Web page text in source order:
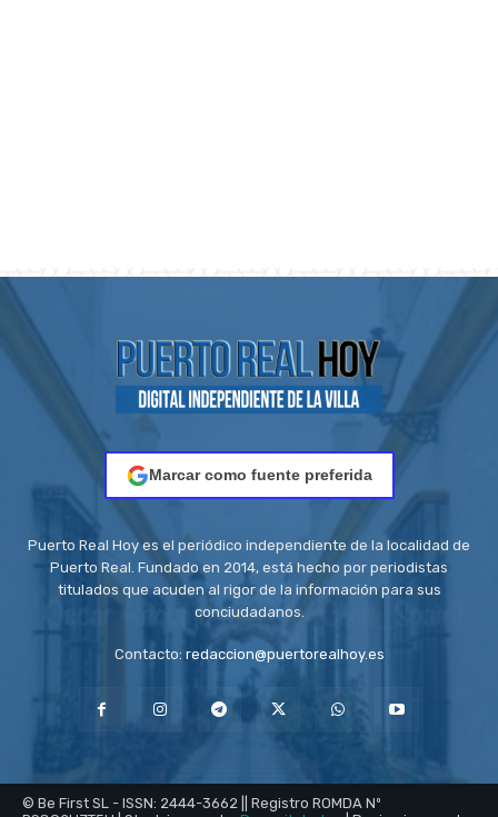
Marcar como fuente preferida
Puerto Real Hoy es el periódico independiente de la localidad de
Puerto Real. Fundado en 2014, está hecho por periodistas
titulados que acuden al rigor de la información para sus
conciudadanos.
Contacto: redaccion@puertorealhoy.es
© Be First SL - ISSN: 2444-3662 || Registro ROMDA Nº